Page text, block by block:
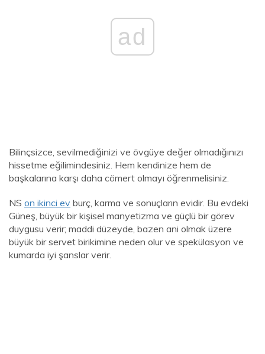
ad
Bilinçsizce, sevilmediğinizi ve övgüye değer olmadığınızı
hissetme eğilimindesiniz. Hem kendinize hem de
başkalarına karşı daha cömert olmayı öğrenmelisiniz.
NS on ikinci ev burç, karma ve sonuçların evidir. Bu evdeki
Güneş, büyük bir kişisel manyetizma ve güçlü bir görev
duygusu verir; maddi düzeyde, bazen ani olmak üzere
büyük bir servet birikimine neden olur ve spekülasyon ve
kumarda iyi şanslar verir.